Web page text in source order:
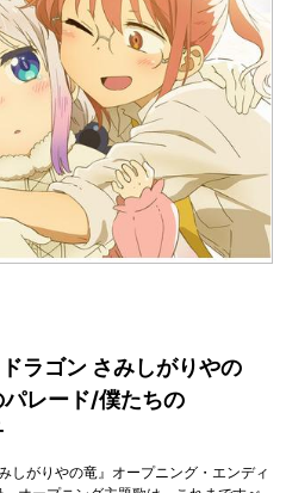
ラゴン さみしがりやの
レード/僕たちの
しがりやの竜』オープニング・エンディ